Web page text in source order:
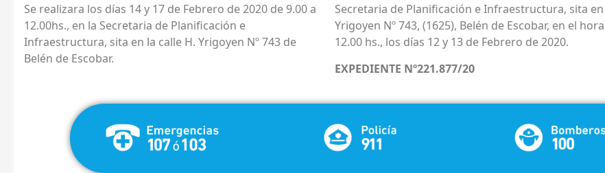
Se realizara los días 14 y 17 de Febrero de 2020 de 9.00 a
12.00hs., en la Secretaria de Planificación e
Infraestructura, sita en la calle H. Yrigoyen Nº 743 de
Belén de Escobar.
Secretaria de Planificación e Infraestructura, sita en
Yrigoyen Nº 743, (1625), Belén de Escobar, en el
12.00 hs., los días 12 y 13 de Febrero de 2020.
EXPEDIENTE Nº221.877/20